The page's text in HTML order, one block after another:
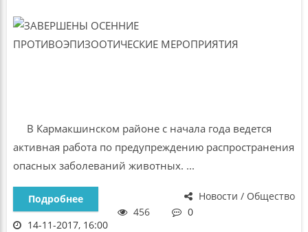
В Кармакшинском районе с начала года ведется
активная работа по предупреждению распространения
опасных заболеваний животных. ...
Новости / Общество
Подробнее
456
0
14-11-2017, 16:00